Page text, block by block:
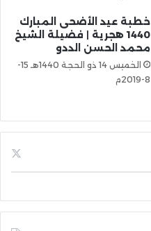
خطبة عيد الأضحى المبارك
1440 هجرية | فضيلة الشيخ
محمد الحسن الددو
الخميس 14 ذو الحجة 1440هـ 15-
8-2019م